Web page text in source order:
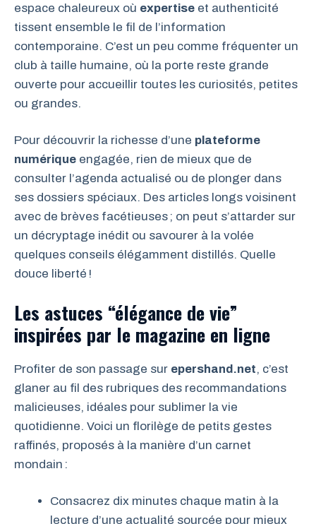
espace chaleureux où expertise et authenticité
tissent ensemble le fil de l’information
contemporaine. C’est un peu comme fréquenter un
club à taille humaine, où la porte reste grande
ouverte pour accueillir toutes les curiosités, petites
ou grandes.
Pour découvrir la richesse d’une plateforme
numérique engagée, rien de mieux que de
consulter l’agenda actualisé ou de plonger dans
ses dossiers spéciaux. Des articles longs voisinent
avec de brèves facétieuses ; on peut s’attarder sur
un décryptage inédit ou savourer à la volée
quelques conseils élégamment distillés. Quelle
douce liberté !
Les astuces “élégance de vie”
inspirées par le magazine en ligne
Profiter de son passage sur epershand.net, c’est
glaner au fil des rubriques des recommandations
malicieuses, idéales pour sublimer la vie
quotidienne. Voici un florilège de petits gestes
raffinés, proposés à la manière d’un carnet
mondain :
Consacrez dix minutes chaque matin à la
lecture d’une actualité sourcée pour mieux